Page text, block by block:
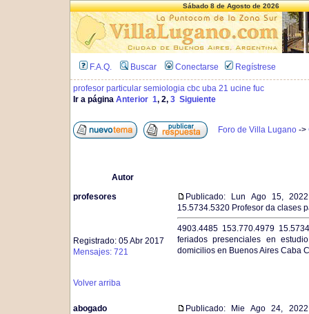
Sábado 8 de Agosto de 2026
F.A.Q. Buscar Conectarse Regístrese
profesor particular semiologia cbc uba 21 ucine fuc
Ir a página Anterior 1, 2, 3 Siguiente
Foro de Villa Lugano ->
Autor
profesores
Registrado: 05 Abr 2017
Mensajes: 721
Publicado: Lun Ago 15,
15.5734.5320 Profesor da clases
4903.4485 153.770.4979
feriados presenciales en
domicilios en Buenos Aires Caba
Volver arriba
abogado
Publicado: Mie Ago 24,